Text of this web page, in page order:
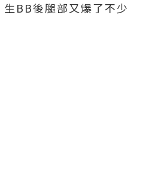
生BB後腿部又爆了不少